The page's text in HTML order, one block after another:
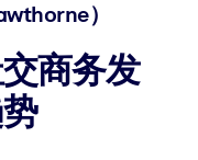
LXP，以获得更强的学习效
）
商务发